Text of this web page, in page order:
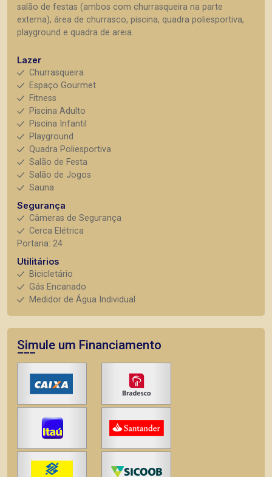
salão de festas (ambos com churrasqueira na parte
externa), área de churrasco, piscina, quadra poliesportiva,
playground e quadra de areia.
Lazer
Churrasqueira
Espaço Gourmet
Fitness
Piscina Adulto
Piscina Infantil
Playground
Quadra Poliesportiva
Salão de Festa
Salão de Jogos
Sauna
Segurança
Câmeras de Segurança
Cerca Elétrica
Portaria: 24
Utilitários
Bicicletário
Gás Encanado
Medidor de Água Individual
Simule um Financiamento